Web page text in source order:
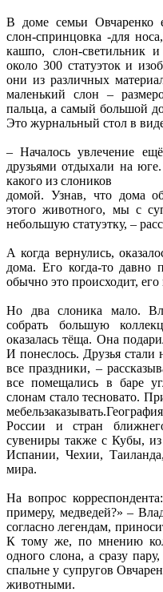
В доме семьи Овчаренко
слон-спринцовка -для
кашпо, слон-светильник
около 300 статуэток и
они из различных
маленький слон –
пальца, а самый большой
Это журнальный стол в
– Началось увлечение
друзьями отдыхали на
какого из слоников
домой. Узнав, что дома
этого животного, мы с
небольшую статуэтку, –
А когда вернулись,
дома. Его когда-то давно
обычно это происходит,
Но два слоника мало.
собрать большую
оказалась тёща. Она
И понеслось. Друзья стали
все праздники, –
все помещались в баре
слонам стало тесновато.
России и стран
сувениры также с Кубы,
Испании, Чехии,
мира.
На вопрос
примеру, медведей?» –
согласно легендам,
К тому же, по мнению
одного слона, а сразу
спальне у супругов
животными.